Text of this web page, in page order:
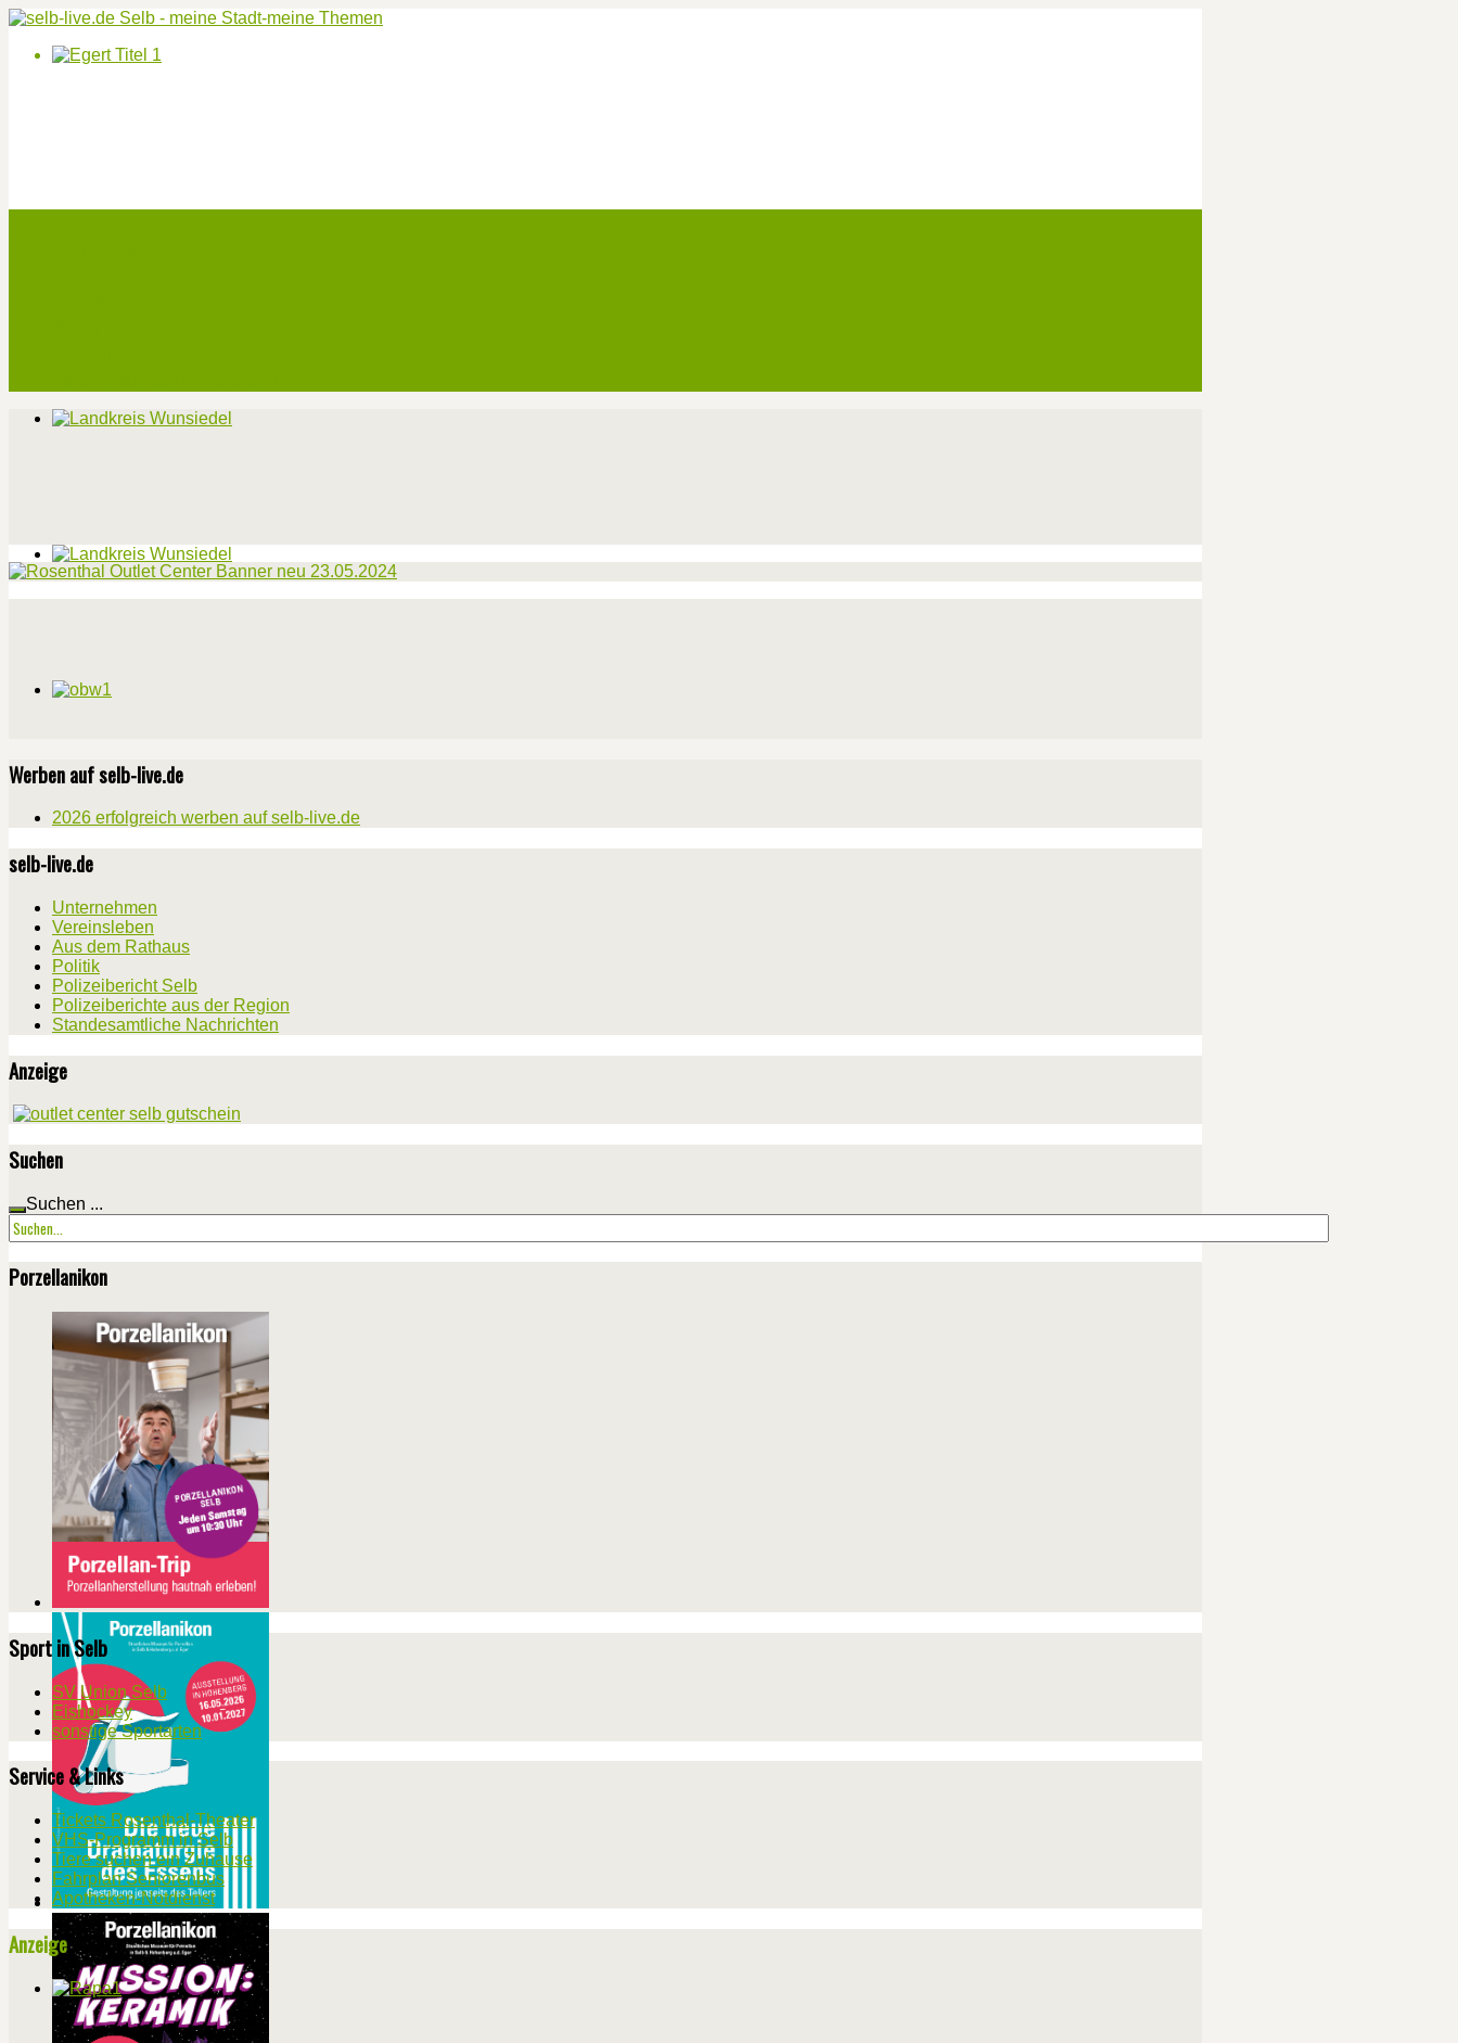
Werben auf selb-live.de
2026 erfolgreich werben auf selb-live.de
selb-live.de
Unternehmen
Vereinsleben
Aus dem Rathaus
Politik
Polizeibericht Selb
Polizeiberichte aus der Region
Standesamtliche Nachrichten
Anzeige
Suchen
Suchen ...
Porzellanikon
Sport in Selb
SV Union Selb
Eishockey
sonstige Sportarten
Service & Links
Tickets Rosenthal-Theater
VHS-Programm in Selb
Tiere suchen ein Zuhause
Fahrplan Seniorenbus
Apotheken-Notdienst
Anzeige